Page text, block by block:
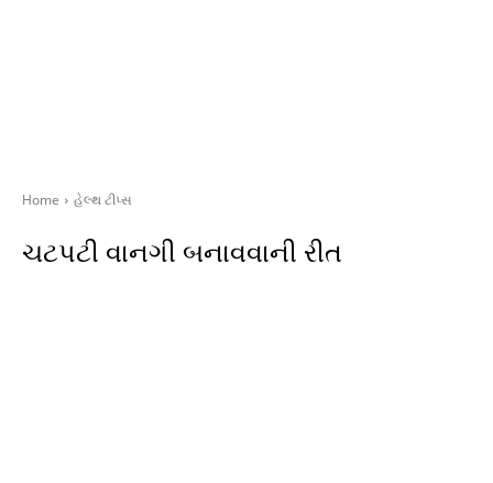
Home હેલ્થ ટીપ્સ
ચટપટી વાનગી બનાવવાની રીત